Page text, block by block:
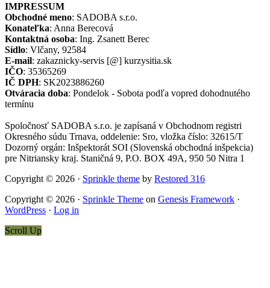
IMPRESSUM
Obchodné meno: SADOBA s.r.o.
Konateľka: Anna Berecová
Kontaktná osoba: Ing. Zsanett Berec
Sídlo: Vlčany, 92584
E-mail: zakaznicky-servis [@] kurzysitia.sk
IČO: 35365269
IČ DPH: SK2023886260
Otváracia doba: Pondelok - Sobota podľa vopred dohodnutého
termínu
Spoločnosť SADOBA s.r.o. je zapísaná v Obchodnom registri
Okresného súdu Trnava, oddelenie: Sro, vložka číslo: 32615/T
Dozorný orgán: Inšpektorát SOI (Slovenská obchodná inšpekcia)
pre Nitriansky kraj. Staničná 9, P.O. BOX 49A, 950 50 Nitra 1
Copyright © 2026 · Sprinkle theme by Restored 316
Copyright © 2026 · Sprinkle Theme on Genesis Framework ·
WordPress · Log in
Scroll Up